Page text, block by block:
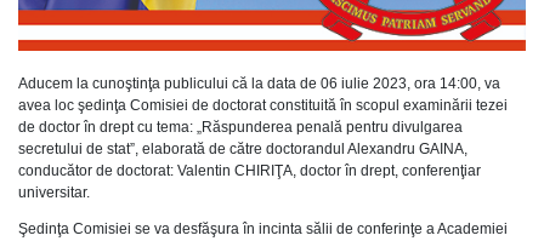
Aducem la cunoştinţa publicului că la data de 06 iulie 2023, ora 14:00, va
avea loc şedinţa Comisiei de doctorat constituită în scopul examinării tezei
de doctor în drept cu tema: „Răspunderea penală pentru divulgarea
secretului de stat”, elaborată de către doctorandul Alexandru GAINA,
conducător de doctorat: Valentin CHIRIŢA, doctor în drept, conferenţiar
universitar.
Şedinţa Comisiei se va desfăşura în incinta sălii de conferinţe a Academiei